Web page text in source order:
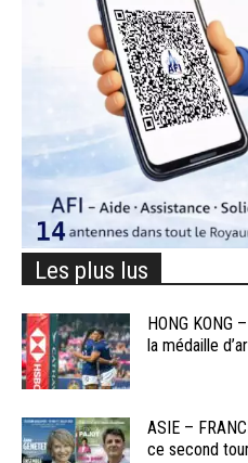
Les plus lus
HONG KONG
la médaille
ASIE –
ce second